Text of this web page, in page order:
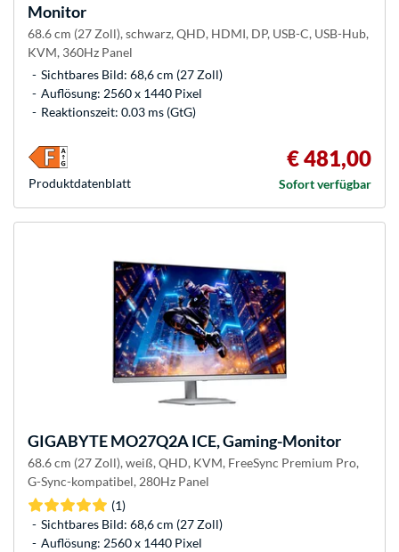
Monitor
68.6 cm (27 Zoll), schwarz, QHD, HDMI, DP, USB-C, USB-Hub,
KVM, 360Hz Panel
Sichtbares Bild: 68,6 cm (27 Zoll)
Auflösung: 2560 x 1440 Pixel
Reaktionszeit: 0.03 ms (GtG)
€ 481,00
Sofort verfügbar
Produkt­datenblatt
GIGABYTEMO27Q2A ICE, Gaming-Monitor
68.6 cm (27 Zoll), weiß, QHD, KVM, FreeSync Premium Pro,
G-Sync-kompatibel, 280Hz Panel
(1)
Sichtbares Bild: 68,6 cm (27 Zoll)
Auflösung: 2560 x 1440 Pixel